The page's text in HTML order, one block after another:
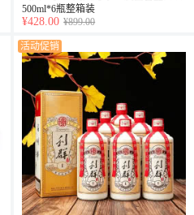
500ml*6瓶整箱装
¥428.00 ¥899.00
活动促销